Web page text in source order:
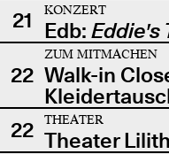
21
KONZERT
Edb: Eddie's
22
ZUM MITMACHEN
Walk-in
22
THEATER
Theater